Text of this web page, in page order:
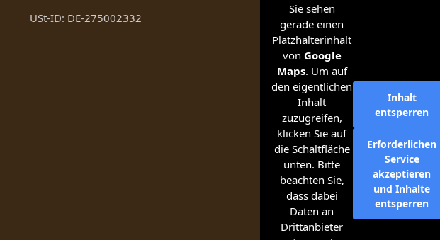
USt-ID: DE-275002332
Sie sehen
gerade einen
Platzhalterinhalt
von Google
Maps. Um auf
den eigentlichen
Inhalt
zuzugreifen,
klicken Sie auf
die Schaltfläche
unten. Bitte
beachten Sie,
dass dabei
Daten an
Drittanbieter
Inhalt
entsperren
Erforderlichen
Service
akzeptieren
und Inhalte
entsperren